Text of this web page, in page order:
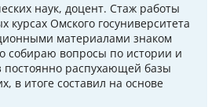
наук, доцент. Стаж работы
курсах Омского госуниверситета
материалами знаком
собираю вопросы по истории и
распухающей базы
в итоге составил на основе